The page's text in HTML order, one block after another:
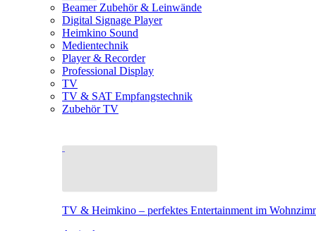
Beamer Zubehör & Leinwände
Digital Signage Player
Heimkino Sound
Medientechnik
Player & Recorder
Professional Display
TV
TV & SAT Empfangstechnik
Zubehör TV
TV & Heimkino – perfektes Entertainment im